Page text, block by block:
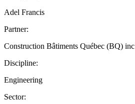
Adel Francis
Partner:
Construction Bâtiments Québec (BQ) inc
Discipline:
Engineering
Sector: